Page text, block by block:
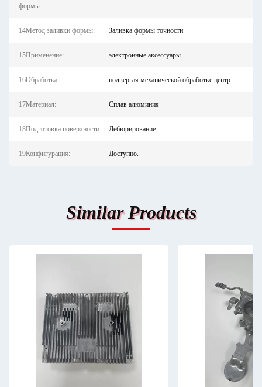
формы:
14Метод заливки формы: Заливка формы точности
15Применение: электронные аксессуары
16Обработка: подвергая механической обработке центр
17Материал: Сплав алюминия
18Подготовка поверхности: Дебюрирование
19Конфигурация: Доступно.
Similar Products